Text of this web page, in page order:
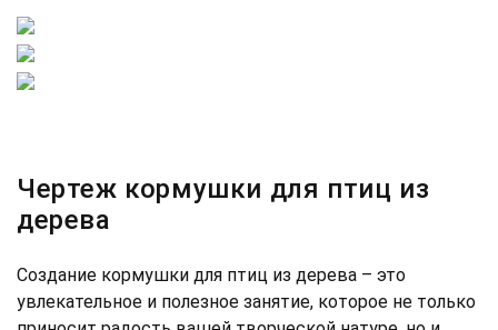
Чертеж кормушки для птиц из
дерева
Создание кормушки для птиц из дерева – это
увлекательное и полезное занятие, которое не только